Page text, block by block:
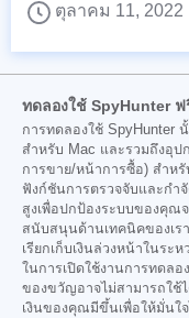
ตุลาคม 11, 2022
ทดลองใช้ SpyHunter
การทดลองใช้ SpyHunter
สำหรับ Mac และรวมถึงอุป
การขาย/หน้าการซื้อ) สำหรั
ฟังก์ชันการตรวจจับและกำ
สูงเพื่อปกป้องระบบของคุณ
สนับสนุนด้านเทคนิคของเร
เรียกเก็บเงินล่วงหน้าในระ
ในการเปิดใช้งานการทดลอ
ของขวัญอาจไม่สามารถใช้
เงินของคุณมีขึ้นเพื่อให้มั่นใ